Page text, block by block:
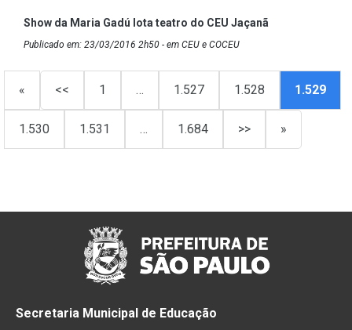
Show da Maria Gadú lota teatro do CEU Jaçanã
Publicado em: 23/03/2016 2h50 - em CEU e COCEU
« << 1 … 1.527 1.528 1.529
1.530 1.531 … 1.684 >> »
Secretaria Municipal de Educação